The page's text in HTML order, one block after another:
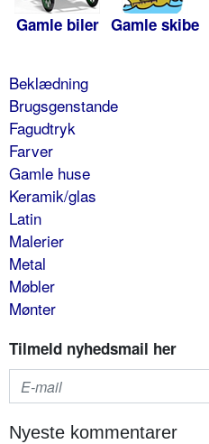
Gamle biler Gamle skibe
Beklædning
Brugsgenstande
Fagudtryk
Farver
Gamle huse
Keramik/glas
Latin
Malerier
Metal
Møbler
Mønter
Tilmeld nyhedsmail her
Nyeste kommentarer